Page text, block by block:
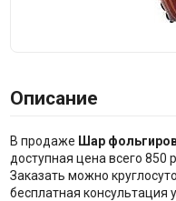
Описание
В продаже Шар
доступная цена всего 850
Заказать можно
бесплатная консультация